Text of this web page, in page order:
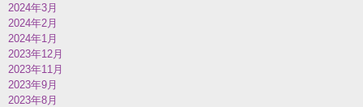
2024年3月
2024年2月
2024年1月
2023年12月
2023年11月
2023年9月
2023年8月